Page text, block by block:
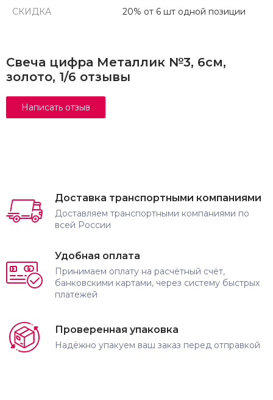
СКИДКА 20% от 6 шт одной позиции
Свеча цифра Металлик №3, 6см,
золото, 1/6 отзывы
Доставка транспортными компаниями
Доставляем транспортными компаниями по
всей России
Удобная оплата
Принимаем оплату на расчётный счёт,
банковскими картами, через систему быстрых
платежей
Проверенная упаковка
Надёжно упакуем ваш заказ перед отправкой